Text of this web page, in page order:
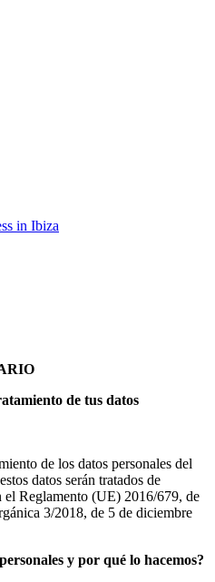
in Ibiza
de tus datos
de los datos personales del
datos serán tratados de
Reglamento (UE) 2016/679, de
3/2018, de 5 de diciembre
y por qué lo hacemos?